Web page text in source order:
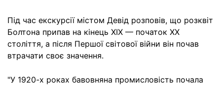
Під час екскурсії містом Девід розповів, що розквіт
Болтона припав на кінець XIX — початок XX
століття, а після Першої світової війни він почав
втрачати своє значення.
"У 1920-х роках бавовняна промисловість почала